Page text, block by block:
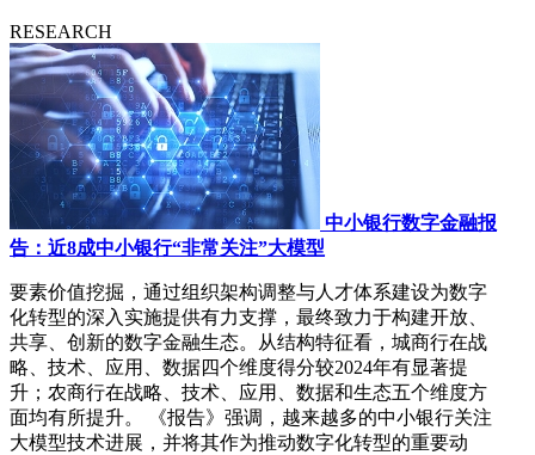
RESEARCH
中小银行数字金融报
告：近8成中小银行“非常关注”大模型
要素价值挖掘，通过组织架构调整与人才体系建设为数字
化转型的深入实施提供有力支撑，最终致力于构建开放、
共享、创新的数字金融生态。从结构特征看，城商行在战
略、技术、应用、数据四个维度得分较2024年有显著提
升；农商行在战略、技术、应用、数据和生态五个维度方
面均有所提升。 《报告》强调，越来越多的中小银行关注
大模型技术进展，并将其作为推动数字化转型的重要动